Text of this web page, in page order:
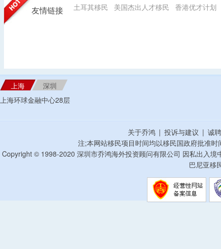
友情链接 土耳其移民 美国杰出人才移民 香港优才计划
上海
深圳
上海环球金融中心28层
关于乔鸿 | 投诉与建议 | 诚
注;本网站移民项目时间均以移民国政府批准
Copyright © 1998-2020 深圳市乔鸿海外投资顾问有限公司 因私出入
巴尼亚移